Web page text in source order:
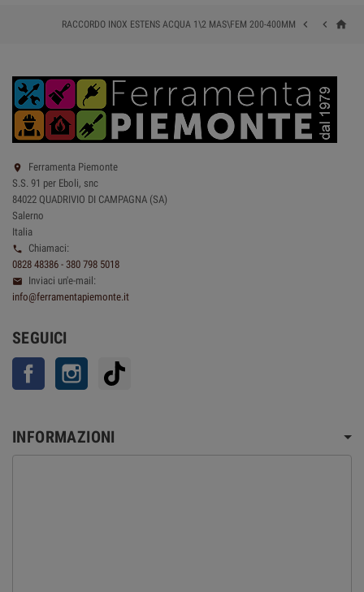
home


RACCORDO INOX ESTENS ACQUA 1\2 MAS\FEM 200-400MM

Ferramenta Piemonte
S.S. 91 per Eboli, snc
84022 QUADRIVIO DI CAMPAGNA (SA)
Salerno
Italia

Chiamaci:
0828 48386 - 380 798 5018

Inviaci un'e-mail:
info@ferramentapiemonte.it
SEGUICI
Facebook Instagram
INFORMAZIONI